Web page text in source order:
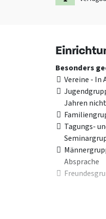
Besonders
Vereine - In
Jahren
Tagungs-
Absprache